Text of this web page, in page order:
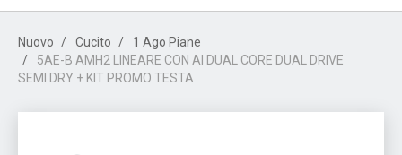
Nuovo Cucito
1 Ago Piane
5AE-B AMH2 LINEARE CON AI DUAL CORE DUAL DRIVE
SEMI DRY + KIT PROMO TESTA